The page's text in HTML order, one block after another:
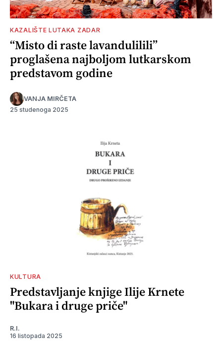
KAZALIŠTE LUTAKA ZADAR
“Misto di raste lavandulilili”
proglašena najboljom lutkarskom
predstavom godine
VANJA MIRČETA
25 studenoga 2025
KULTURA
Predstavljanje knjige Ilije Krnete
"Bukara i druge priče"
R.I.
16 listopada 2025